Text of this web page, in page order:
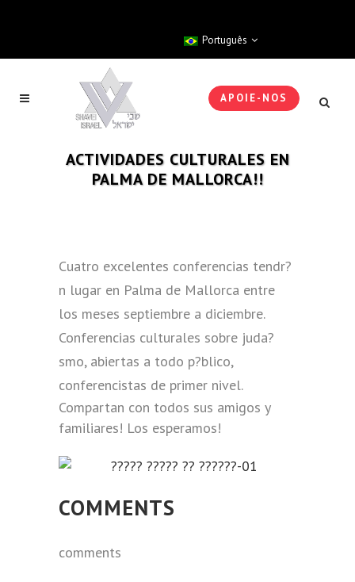
Português
APOIE-NOS
ACTIVIDADES CULTURALES EN
PALMA DE MALLORCA!!
Cuatro excelentes conferencias tendr?
n lugar en Palma de Mallorca entre
los meses septiembre a diciembre.
Conferencias culturales sobre juda?
smo, abiertas a todo p?blico,
conferencistas de primer nivel.
Compartan con todos sus amigos y
familiares! Los esperamos!
COMMENTS
comments